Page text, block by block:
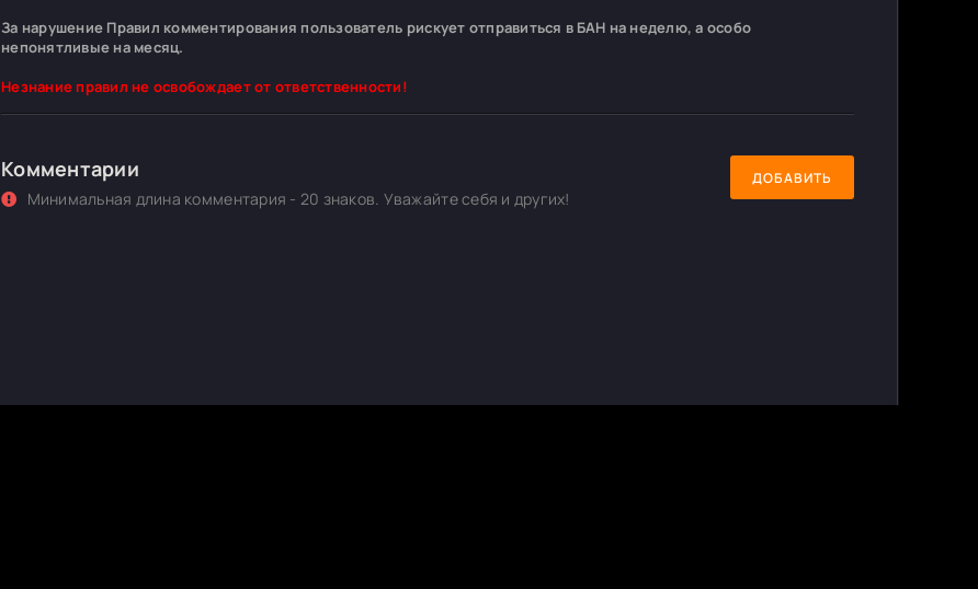
За нарушение Правил комментирования пользователь рискует отправиться в БАН на неделю, а особо
непонятливые на месяц.
Незнание правил не освобождает от ответственности!
Комментарии
Минимальная длина комментария - 20 знаков. Уважайте себя и других!
ДОБАВИТЬ